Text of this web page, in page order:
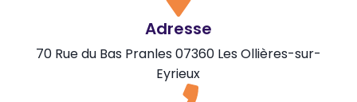
Adresse
70 Rue du Bas Pranles 07360 Les Ollières-sur-
Eyrieux